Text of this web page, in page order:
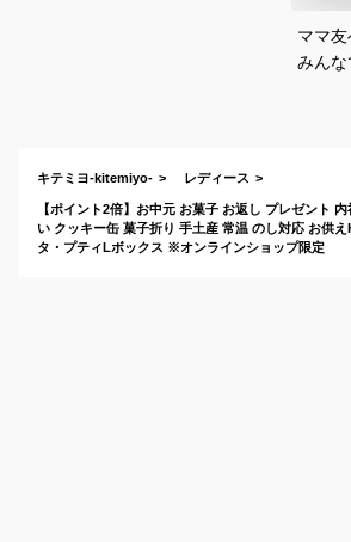
ママ友
みんな
キテミヨ-kitemiyo- レディース
【ポイント2倍】お中元 お菓子 お返し プレゼント
い クッキー缶 菓子折り 手土産 常温 のし対応 お供え
タ・プティLボックス ※オンラインショップ限定